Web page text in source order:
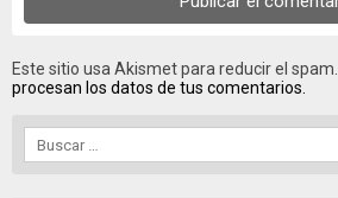
Este sitio usa Akismet para reducir el spam.
procesan los datos de tus comentarios.